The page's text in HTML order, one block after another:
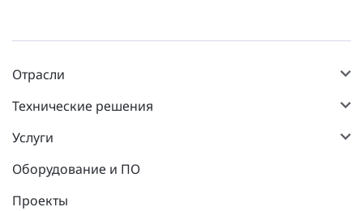
Отрасли
Технические решения
Услуги
Оборудование и ПО
Проекты